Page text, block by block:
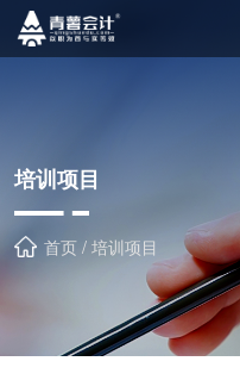
培训项目
首页 / 培训项目